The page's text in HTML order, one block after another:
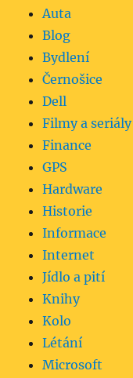
Auta
Blog
Bydlení
Černošice
Dell
Filmy a seriály
Finance
GPS
Hardware
Historie
Informace
Internet
Jídlo a pití
Knihy
Kolo
Létání
Microsoft